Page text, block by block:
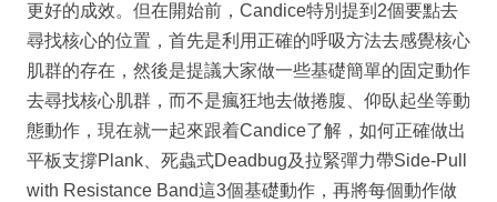
更好的成效。但在開始前，Candice特別提到2個要點去
尋找核心的位置，首先是利用正確的呼吸方法去感覺核心
肌群的存在，然後是提議大家做一些基礎簡單的固定動作
去尋找核心肌群，而不是瘋狂地去做捲腹、仰臥起坐等動
態動作，現在就一起來跟着Candice了解，如何正確做出
平板支撐Plank、死蟲式Deadbug及拉緊彈力帶Side-Pull
with Resistance Band這3個基礎動作，再將每個動作做